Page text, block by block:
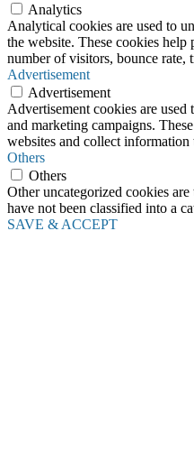
Analytics
Analytical cookies are used to
the website. These cookies
number of visitors, bounce rate,
Advertisement
Advertisement
Advertisement cookies are
and marketing campaigns.
websites and collect information
Others
Others
Other uncategorized cookies
have not been classified into a
SAVE & ACCEPT